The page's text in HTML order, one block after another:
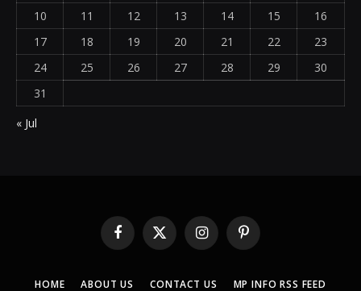
10
11 12 13 14 15
16
17
18 19 20 21 22
23
24
25 26 27 28 29
30
31
« Jul
Facebook
X
(Twitter)
InstagramPinterest
HOME ABOUT US CONTACT US MP INFO RSS FEED